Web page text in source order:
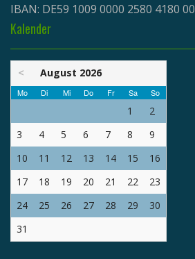
IBAN: DE59 1009 0000 2580 4180 00
Kalender
< August 2026
Mo Di Mi Do Fr Sa So
1
2
3
4 5 6 7 8
9
10
11 12 13 14 15
16
17
18 19 20 21 22
23
24
25 26 27 28 29
30
31